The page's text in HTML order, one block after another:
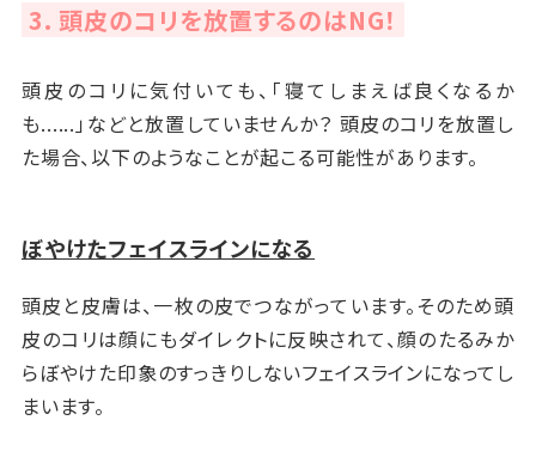
3. 頭皮のコリを放置するのはNG！
頭皮のコリに気付いても、「寝てしまえば良くなるか
も......」などと放置していませんか？ 頭皮のコリを放置し
た場合、以下のようなことが起こる可能性があります。
ぼやけたフェイスラインになる
頭皮と皮膚は、一枚の皮でつながっています。そのため頭
皮のコリは顔にもダイレクトに反映されて、顔のたるみか
らぼやけた印象のすっきりしないフェイスラインになってし
まいます。